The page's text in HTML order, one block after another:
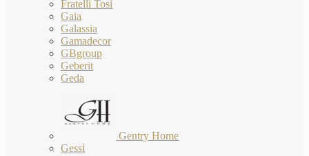
Fratelli Tosi
Gaia
Galassia
Gamadecor
GBgroup
Geberit
Geda
Gentry Home
Gessi